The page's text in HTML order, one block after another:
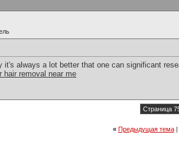
it's always a lot better that one can significant
hair removal near me
Страница
« Предыдущая тема|